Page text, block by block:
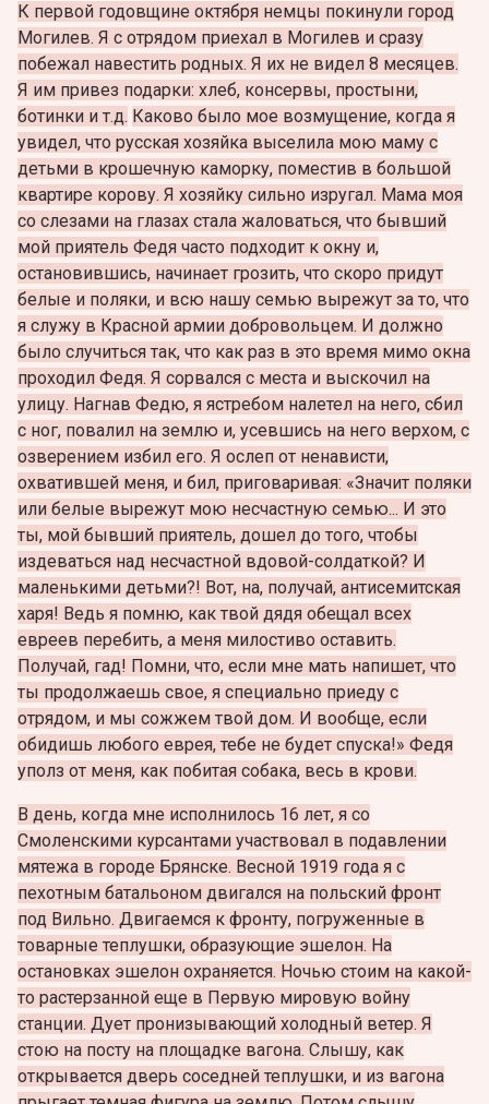
К первой годовщине октября немцы покинули город
Могилев. Я с отрядом приехал в Могилев и сразу
побежал навестить родных. Я их не видел 8 месяцев.
Я им привез подарки: хлеб, консервы, простыни,
ботинки и т.д. Каково было мое возмущение, когда я
увидел, что русская хозяйка выселила мою маму с
детьми в крошечную каморку, поместив в большой
квартире корову. Я хозяйку сильно изругал. Мама моя
со слезами на глазах стала жаловаться, что бывший
мой приятель Федя часто подходит к окну и,
остановившись, начинает грозить, что скоро придут
белые и поляки, и всю нашу семью вырежут за то, что
я служу в Красной армии добровольцем. И должно
было случиться так, что как раз в это время мимо окна
проходил Федя. Я сорвался с места и выскочил на
улицу. Нагнав Федю, я ястребом налетел на него, сбил
с ног, повалил на землю и, усевшись на него верхом, с
озверением избил его. Я ослеп от ненависти,
охватившей меня, и бил, приговаривая: «Значит поляки
или белые вырежут мою несчастную семью... И это
ты, мой бывший приятель, дошел до того, чтобы
издеваться над несчастной вдовой-солдаткой? И
маленькими детьми?! Вот, на, получай, антисемитская
харя! Ведь я помню, как твой дядя обещал всех
евреев перебить, а меня милостиво оставить.
Получай, гад! Помни, что, если мне мать напишет, что
ты продолжаешь свое, я специально приеду с
отрядом, и мы сожжем твой дом. И вообще, если
обидишь любого еврея, тебе не будет спуска!» Федя
уполз от меня, как побитая собака, весь в крови.
В день, когда мне исполнилось 16 лет, я со
Смоленскими курсантами участвовал в подавлении
мятежа в городе Брянске. Весной 1919 года я с
пехотным батальоном двигался на польский фронт
под Вильно. Двигаемся к фронту, погруженные в
товарные теплушки, образующие эшелон. На
остановках эшелон охраняется. Ночью стоим на какой-
то растерзанной еще в Первую мировую войну
станции. Дует пронизывающий холодный ветер. Я
стою на посту на площадке вагона. Слышу, как
открывается дверь соседней теплушки, и из вагона